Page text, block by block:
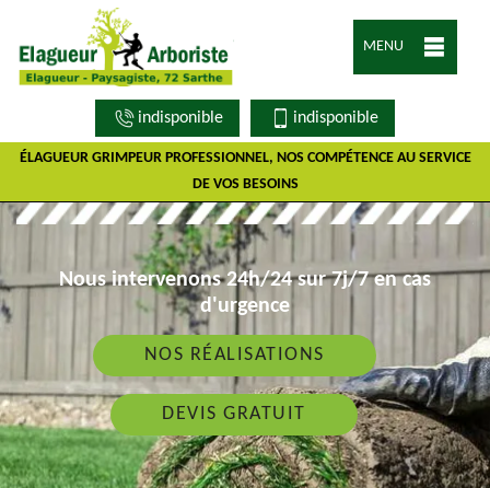
ÉLAGUEUR GRIMPEUR PROFESSIONNEL, NOS COMPÉTENCE AU SERVICE
DE VOS BESOINS
MENU
indisponible indisponible
Nous intervenons 24h/24 sur 7j/7 en cas
d'urgence
NOS RÉALISATIONS
DEVIS GRATUIT